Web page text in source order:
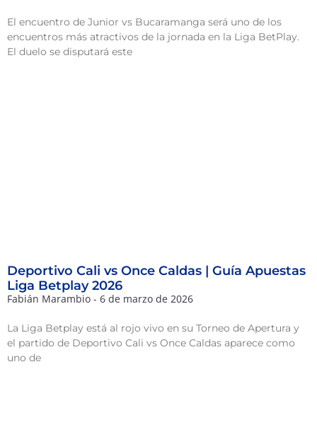
El encuentro de Junior vs Bucaramanga será uno de los
encuentros más atractivos de la jornada en la Liga BetPlay.
El duelo se disputará este
Deportivo Cali vs Once Caldas | Guía Apuestas
Liga Betplay 2026
Fabián Marambio 6 de marzo de 2026
La Liga Betplay está al rojo vivo en su Torneo de Apertura y
el partido de Deportivo Cali vs Once Caldas aparece como
uno de